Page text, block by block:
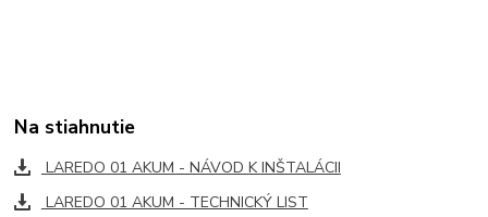
Na stiahnutie
LAREDO 01 AKUM - NÁVOD K INŠTALÁCII
LAREDO 01 AKUM - TECHNICKÝ LIST